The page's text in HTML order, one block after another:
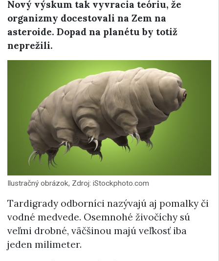
Nový výskum tak vyvracia teóriu, že
organizmy docestovali na Zem na
asteroide. Dopad na planétu by totiž
neprežili.
Ilustračný obrázok, Zdroj: iStockphoto.com
Tardigrady odborníci nazývajú aj pomalky či
vodné medvede. Osemnohé živočíchy sú
veľmi drobné, väčšinou majú veľkosť iba
jeden milimeter.